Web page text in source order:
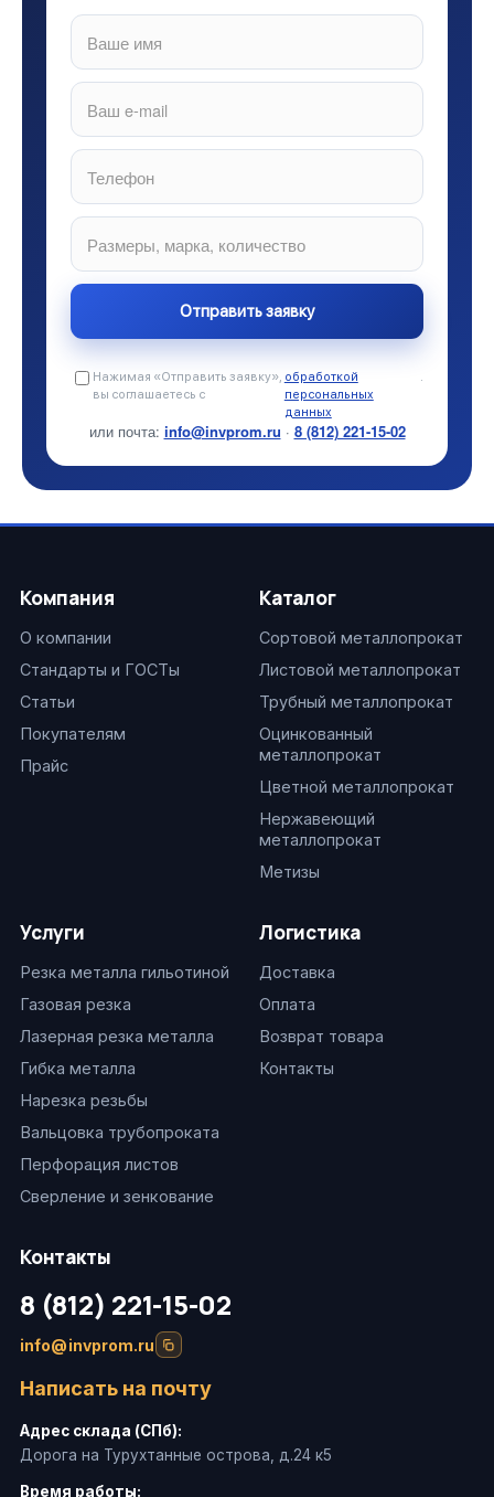
Нажимая «Отправить заявку»,
вы соглашаетесь с
обработкой
персональных
данных
.
или почта: info@invprom.ru · 8 (812) 221-15-02
Компания
О компании
Стандарты и ГОСТы
Статьи
Покупателям
Прайс
Каталог
Сортовой металлопрокат
Листовой металлопрокат
Трубный металлопрокат
Оцинкованный
металлопрокат
Цветной металлопрокат
Нержавеющий
металлопрокат
Метизы
Услуги
Резка металла гильотиной
Газовая резка
Лазерная резка металла
Гибка металла
Нарезка резьбы
Вальцовка трубопроката
Перфорация листов
Сверление и зенкование
Логистика
Доставка
Оплата
Возврат товара
Контакты
Контакты
8 (812) 221-15-02
info@invprom.ru
Написать на почту
Адрес склада (СПб):
Дорога на Турухтанные острова, д.24 к5
Время работы: